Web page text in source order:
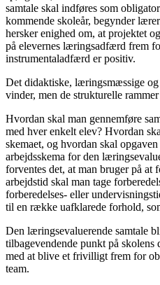
samtale skal indføres som
kommende skoleår, begynder
hersker enighed om, at projektet
på elevernes læringsadfærd frem
instrumentaladfærd er positiv.
Det didaktiske, læringsmæssige
vinder, men de strukturelle
Hvordan skal man gennemføre
med hver enkelt elev? Hvordan
skemaet, og hvordan skal
arbejdsskema for den
forventes det, at man bruger på at
arbejdstid skal man tage
forberedelses- eller
til en række uafklarede forhold,
Den læringsevaluerende samtale
tilbagevendende punkt på skolens
med at blive et frivilligt frem for
team.